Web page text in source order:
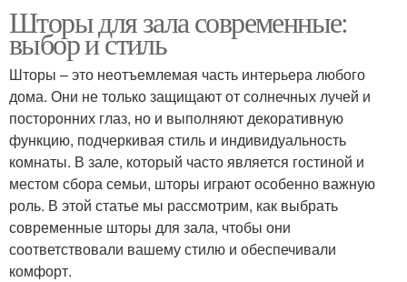
Шторы для зала современные:
выбор и стиль
Шторы – это неотъемлемая часть интерьера любого
дома. Они не только защищают от солнечных лучей и
посторонних глаз, но и выполняют декоративную
функцию, подчеркивая стиль и индивидуальность
комнаты. В зале, который часто является гостиной и
местом сбора семьи, шторы играют особенно важную
роль. В этой статье мы рассмотрим, как выбрать
современные шторы для зала, чтобы они
соответствовали вашему стилю и обеспечивали
комфорт.